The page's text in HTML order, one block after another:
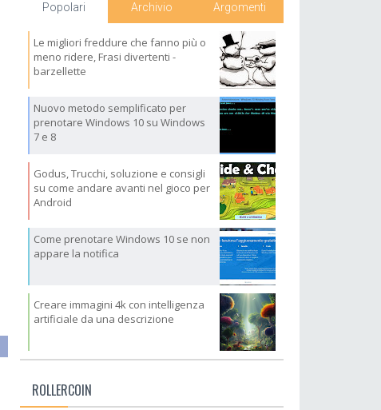
Popolari Archivio Argomenti
Le migliori freddure che fanno più o
meno ridere, Frasi divertenti -
barzellette
Nuovo metodo semplificato per
prenotare Windows 10 su Windows
7 e 8
Godus, Trucchi, soluzione e consigli
su come andare avanti nel gioco per
Android
Come prenotare Windows 10 se non
appare la notifica
Creare immagini 4k con intelligenza
artificiale da una descrizione
ROLLERCOIN